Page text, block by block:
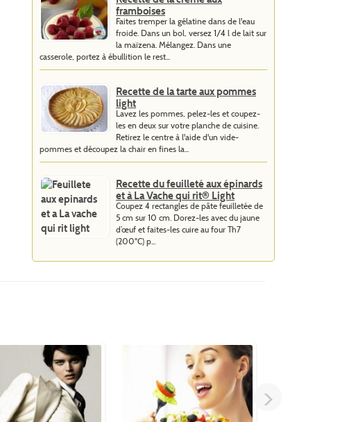
framboises
Faites tremper la gélatine dans de l'eau
froide. Dans un bol, versez 1/4 l de lait sur
la maïzena. Mélangez. Dans une
casserole, portez à ébullition le rest...
Recette de la tarte aux pommes
light
Lavez les pommes, pelez-les et coupez-
les en deux sur votre planche de cuisine.
Retirez le centre à l'aide d'un vide-
pommes et découpez la chair en fines la...
Recette du feuilleté aux épinards
et à La Vache qui rit® Light
Coupez 4 rectangles de pâte feuilletée de
5 cm sur 10 cm. Dorez-les avec du jaune
d’œuf et faites-les cuire au four Th7
(200°C) p...
>